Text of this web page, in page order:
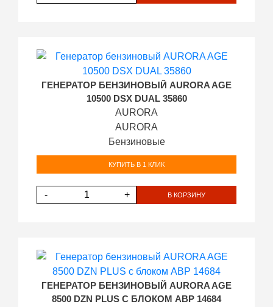
ГЕНЕРАТОР БЕНЗИНОВЫЙ AURORA AGE
10500 DSX DUAL 35860
AURORA
AURORA
Бензиновые
КУПИТЬ В 1 КЛИК
- + В КОРЗИНУ
ГЕНЕРАТОР БЕНЗИНОВЫЙ AURORA AGE
8500 DZN PLUS С БЛОКОМ АВР 14684